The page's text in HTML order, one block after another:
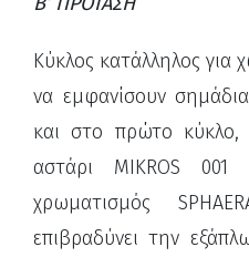
Κύκλος κατάλληλος για
να εμφανίσουν
και στο πρώτο κύκλο,
αστάρι MIKROS
χρωματισμός
επιβραδύνει την